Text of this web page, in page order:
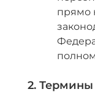
прямо
2.